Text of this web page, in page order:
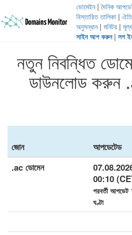
ডোমেইন|দৈনিক
বিস্তারিত তালিকা |
অনুসন্ধান| মনিটর | মূল্য
সাইন আপ করুন| লগ
নতুন নিবন্ধিত
ডাউনলোড করুন
জোন আপডেটেড
.ac ডোমেন
00:10
পরবর্তী
ঘণ্টা